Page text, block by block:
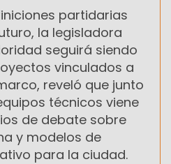
partidarias
la legisladora
seguirá siendo
vinculados a
reveló que junto
técnicos viene
de debate sobre
y modelos de
para la ciudad.